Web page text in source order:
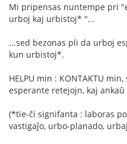
Mi pripensas nuntempe pri
urboj kaj urbistoj* "...
...sed bezonas pli da urboj
kun urbistoj*.
HELPU min : KONTAKTU
esperante retejojn, kaj ankaŭ
(*tie-ĉi signifanta : laboras
vastigaĵo, urbo-planado,